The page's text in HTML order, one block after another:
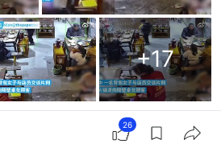
+17
怖同事強行脫褲 「高壓空氣灌
26